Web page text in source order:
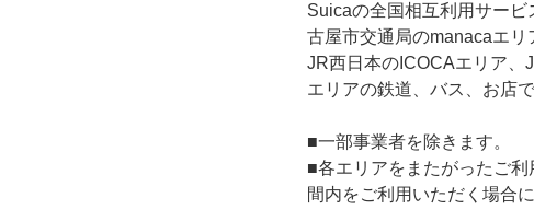
Suicaの全国相互利用サー
古屋市交通局のmanacaエリ
JR西日本のICOCAエリア、
エリアの鉄道、バス、お店
■一部事業者を除きます。
■各エリアをまたがったご
間内をご利用いただく場合